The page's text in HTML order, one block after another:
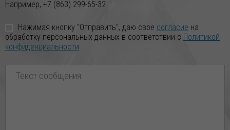
Например, +7 (863) 299-65-32
Нажимая кнопку "Отправить", даю свое согласие на
обработку персональных данных в соответствии с Политикой
конфиденциальности